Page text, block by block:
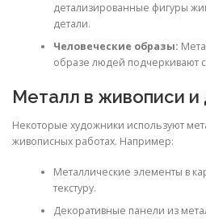
детализированные фигуры
детали.
Человеческие образы:
образе людей подчеркивают
Металл в живописи и
Некоторые художники используют
живописных работах. Например:
Металлические элементы в
текстуру.
Декоративные панели из